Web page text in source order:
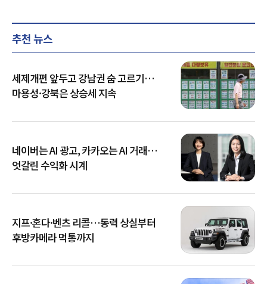
추천 뉴스
세제개편 앞두고 강남권 숨 고르기…
마용성·강북은 상승세 지속
네이버는 AI 광고, 카카오는 AI 거래…
엇갈린 수익화 시계
지프·혼다·벤츠 리콜…동력 상실부터
후방카메라 먹통까지